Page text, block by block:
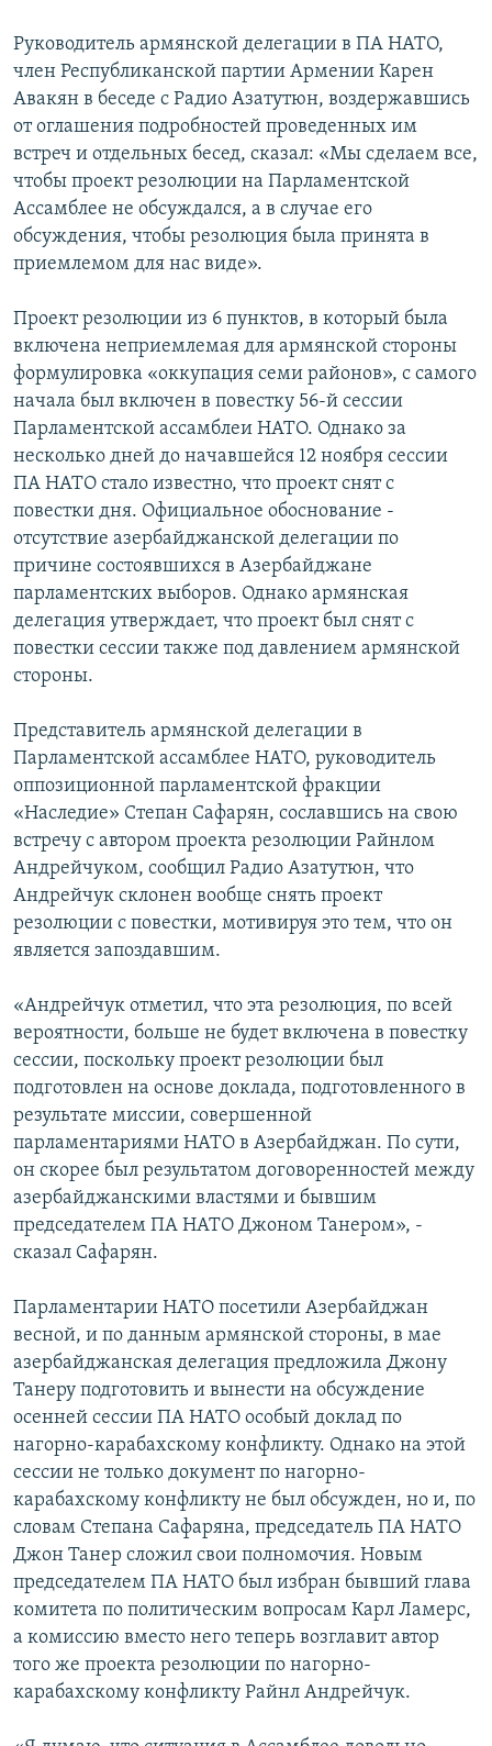
Руководитель армянской делегации в ПА НАТО,
член Республиканской партии Армении Карен
Авакян в беседе с Радио Азатутюн, воздержавшись
от оглашения подробностей проведенных им
встреч и отдельных бесед, сказал: «Мы сделаем все,
чтобы проект резолюции на Парламентской
Ассамблее не обсуждался, а в случае его
обсуждения, чтобы резолюция была принята в
приемлемом для нас виде».
Проект резолюции из 6 пунктов, в который была
включена неприемлемая для армянской стороны
формулировка «оккупация семи районов», с самого
начала был включен в повестку 56-й сессии
Парламентской ассамблеи НАТО. Однако за
несколько дней до начавшейся 12 ноября сессии
ПА НАТО стало известно, что проект снят с
повестки дня. Официальное обоснование -
отсутствие азербайджанской делегации по
причине состоявшихся в Азербайджане
парламентских выборов. Однако армянская
делегация утверждает, что проект был снят с
повестки сессии также под давлением армянской
стороны.
Представитель армянской делегации в
Парламентской ассамблее НАТО, руководитель
оппозиционной парламентской фракции
«Наследие» Степан Сафарян, сославшись на свою
встречу с автором проекта резолюции Райнлом
Андрейчуком, сообщил Радио Азатутюн, что
Андрейчук склонен вообще снять проект
резолюции с повестки, мотивируя это тем, что он
является запоздавшим.
«Андрейчук отметил, что эта резолюция, по всей
вероятности, больше не будет включена в повестку
сессии, поскольку проект резолюции был
подготовлен на основе доклада, подготовленного в
результате миссии, совершенной
парламентариями НАТО в Азербайджан. По сути,
он скорее был результатом договоренностей между
азербайджанскими властями и бывшим
председателем ПА НАТО Джоном Танером», -
сказал Сафарян.
Парламентарии НАТО посетили Азербайджан
весной, и по данным армянской стороны, в мае
азербайджанская делегация предложила Джону
Танеру подготовить и вынести на обсуждение
осенней сессии ПА НАТО особый доклад по
нагорно-карабахскому конфликту. Однако на этой
сессии не только документ по нагорно-
карабахскому конфликту не был обсужден, но и, по
словам Степана Сафаряна, председатель ПА НАТО
Джон Танер сложил свои полномочия. Новым
председателем ПА НАТО был избран бывший глава
комитета по политическим вопросам Карл Ламерс,
а комиссию вместо него теперь возглавит автор
того же проекта резолюции по нагорно-
карабахскому конфликту Райнл Андрейчук.